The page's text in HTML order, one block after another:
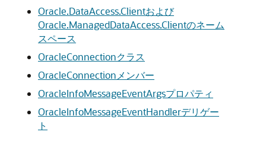
Oracle.DataAccess.Clientおよび
Oracle.ManagedDataAccess.Clientのネーム
スペース
OracleConnectionクラス
OracleConnectionメンバー
OracleInfoMessageEventArgsプロパティ
OracleInfoMessageEventHandlerデリゲー
ト